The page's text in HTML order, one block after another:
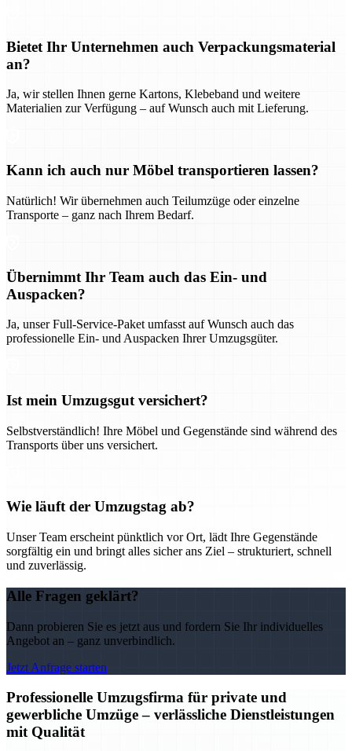
Bietet Ihr Unternehmen auch Verpackungsmaterial
an?
Ja, wir stellen Ihnen gerne Kartons, Klebeband und weitere
Materialien zur Verfügung – auf Wunsch auch mit Lieferung.
Kann ich auch nur Möbel transportieren lassen?
Natürlich! Wir übernehmen auch Teilumzüge oder einzelne
Transporte – ganz nach Ihrem Bedarf.
Übernimmt Ihr Team auch das Ein- und
Auspacken?
Ja, unser Full-Service-Paket umfasst auf Wunsch auch das
professionelle Ein- und Auspacken Ihrer Umzugsgüter.
Ist mein Umzugsgut versichert?
Selbstverständlich! Ihre Möbel und Gegenstände sind während des
Transports über uns versichert.
Wie läuft der Umzugstag ab?
Unser Team erscheint pünktlich vor Ort, lädt Ihre Gegenstände
sorgfältig ein und bringt alles sicher ans Ziel – strukturiert, schnell
und zuverlässig.
Alle Fragen geklärt?
Dann probieren Sie es jetzt aus und fordern Sie Ihr individuelles
Angebot an – ganz unverbindlich.
Jetzt Anfrage starten
Professionelle Umzugsfirma für private und
gewerbliche Umzüge – verlässliche Dienstleistungen
mit Qualität